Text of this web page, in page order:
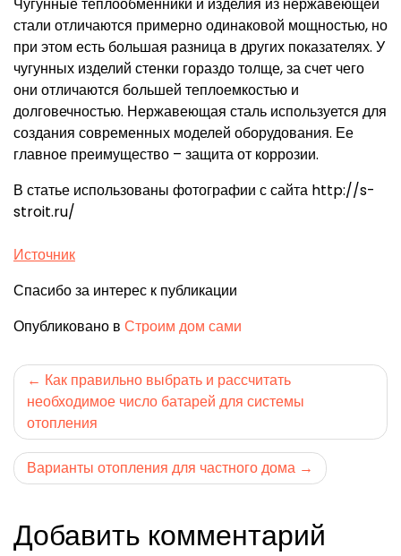
стали отличаются примерно одинаковой мощностью, но
при этом есть большая разница в других показателях. У
чугунных изделий стенки гораздо толще, за счет чего
они отличаются большей теплоемкостью и
долговечностью. Нержавеющая сталь используется для
создания современных моделей оборудования. Ее
главное преимущество – защита от коррозии.
В статье использованы фотографии с сайта http://s-
stroit.ru/
Источник
Спасибо за интерес к публикации
Опубликовано в Строим дом сами
Навигация
по
записям
Как правильно выбрать и рассчитать
необходимое число батарей для системы
отопления
Варианты отопления для частного дома
Добавить комментарий